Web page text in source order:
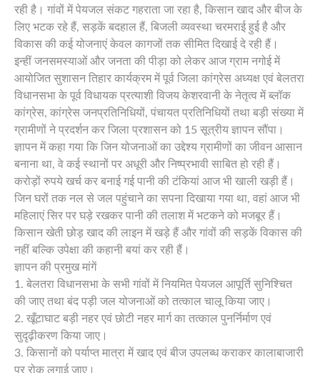
रही है। गांवों में पेयजल संकट गहराता जा रहा है, किसान खाद और बीज के
लिए भटक रहे हैं, सड़कें बदहाल हैं, बिजली व्यवस्था चरमराई हुई है और
विकास की कई योजनाएं केवल कागजों तक सीमित दिखाई दे रही हैं।
इन्हीं जनसमस्याओं और जनता की पीड़ा को लेकर आज ग्राम नगोई में
आयोजित सुशासन तिहार कार्यक्रम में पूर्व जिला कांग्रेस अध्यक्ष एवं बेलतरा
विधानसभा के पूर्व विधायक प्रत्याशी विजय केशरवानी के नेतृत्व में ब्लॉक
कांग्रेस, कांग्रेस जनप्रतिनिधियों, पंचायत प्रतिनिधियों तथा बड़ी संख्या में
ग्रामीणों ने प्रदर्शन कर जिला प्रशासन को 15 सूत्रीय ज्ञापन सौंपा।
ज्ञापन में कहा गया कि जिन योजनाओं का उद्देश्य ग्रामीणों का जीवन आसान
बनाना था, वे कई स्थानों पर अधूरी और निष्प्रभावी साबित हो रही हैं।
करोड़ों रुपये खर्च कर बनाई गई पानी की टंकियां आज भी खाली खड़ी हैं।
जिन घरों तक नल से जल पहुंचाने का सपना दिखाया गया था, वहां आज भी
महिलाएं सिर पर घड़े रखकर पानी की तलाश में भटकने को मजबूर हैं।
किसान खेती छोड़ खाद की लाइन में खड़े हैं और गांवों की सड़कें विकास की
नहीं बल्कि उपेक्षा की कहानी बयां कर रही हैं।
ज्ञापन की प्रमुख मांगें
1. बेलतरा विधानसभा के सभी गांवों में नियमित पेयजल आपूर्ति सुनिश्चित
की जाए तथा बंद पड़ी जल योजनाओं को तत्काल चालू किया जाए।
2. खूँटाघाट बड़ी नहर एवं छोटी नहर मार्ग का तत्काल पुनर्निर्माण एवं
सुदृढ़ीकरण किया जाए।
3. किसानों को पर्याप्त मात्रा में खाद एवं बीज उपलब्ध कराकर कालाबाजारी
पर रोक लगाई जाए।